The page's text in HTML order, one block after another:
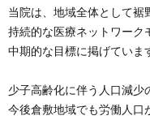
当院は、地域全体として
持続的な医療ネットワーク
中期的な目標に掲げていま
少子高齢化に伴う人口減少
今後倉敷地域でも労働人口